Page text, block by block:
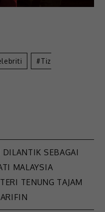
Tiz
SEBAGAI
MALAYSIA
TENUNG TAJAM